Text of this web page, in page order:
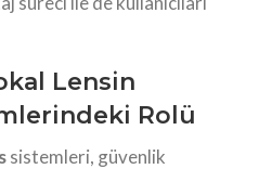
Lensin
Rolü
sistemleri, güvenlik